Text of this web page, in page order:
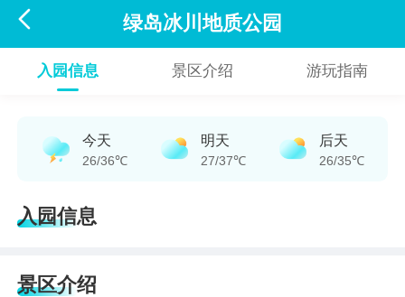
 绿岛冰川地质公园
入园信息 景区介绍 游玩指南
今天
26/36℃
明天
27/37℃
后天
26/35℃
入园信息
景区介绍